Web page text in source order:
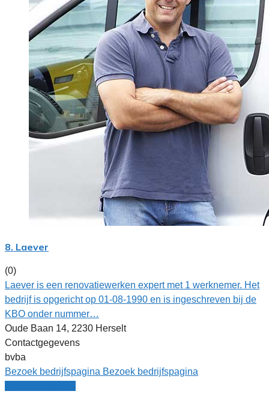
8. Laever
(0)
Laever is een renovatiewerken expert met 1 werknemer. Het
bedrijf is opgericht op 01-08-1990 en is ingeschreven bij de
KBO onder nummer…
Oude Baan 14, 2230 Herselt
Contactgegevens
bvba
Bezoek bedrijfspagina Bezoek bedrijfspagina